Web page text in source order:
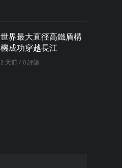
世界最大直徑高鐵盾構
機成功穿越長江
2 天前 / 0 評論